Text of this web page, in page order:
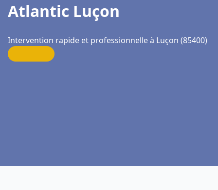
Atlantic Luçon
Intervention rapide et professionnelle à Luçon (85400)